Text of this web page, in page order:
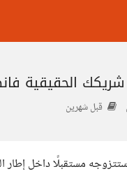
الحقيقية
قبل شهرين
مستقبلًا داخل إطار